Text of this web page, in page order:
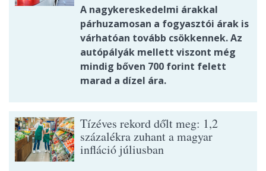
A nagykereskedelmi árakkal
párhuzamosan a fogyasztói árak is
várhatóan tovább csökkennek. Az
autópályák mellett viszont még
mindig bőven 700 forint felett
marad a dízel ára.
Tízéves rekord dőlt meg: 1,2
százalékra zuhant a magyar
infláció júliusban